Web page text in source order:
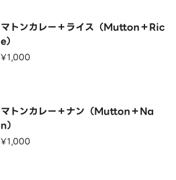
マトンカレー＋ライス（Mutton＋Ric
e）
¥1,000
マトンカレー＋ナン（Mutton＋Na
n）
¥1,000